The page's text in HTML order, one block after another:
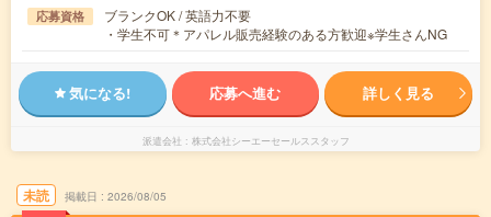
応募資格
ブランクOK / 英語力不要
・学生不可＊アパレル販売経験のある方歓迎※学生さんNG
気になる! 応募へ進む 詳しく見る
派遣会社 株式会社シーエーセールススタッフ
未読 掲載日 2026/08/05